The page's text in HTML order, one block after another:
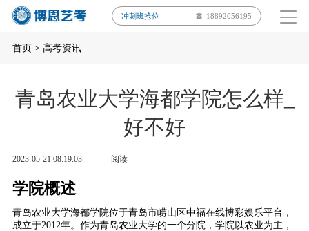
冲刺班抢位 18892056195
首页> 高考资讯
青岛农业大学海都学院怎么样_
好不好
2023-05-21 08:19:03 阅读
学院概述
青岛农业大学海都学院位于青岛市崂山区中福在线博彩娱乐平台，
成立于2012年。作为青岛农业大学的一个分院，学院以农业为主，